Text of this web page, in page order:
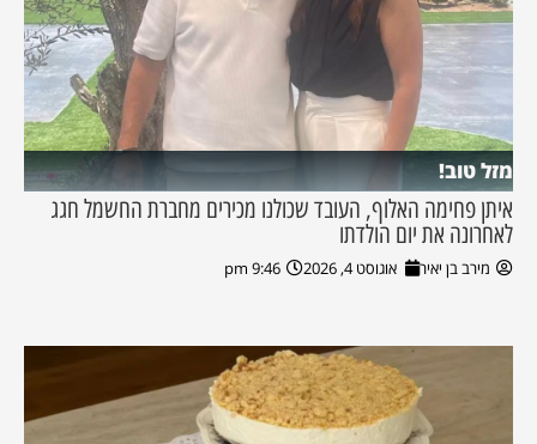
מזל טוב!
איתן פחימה האלוף, העובד שכולנו מכירים מחברת החשמל חגג
לאחרונה את יום הולדתו
מירב בן יאיר אוגוסט 4, 2026 9:46 pm